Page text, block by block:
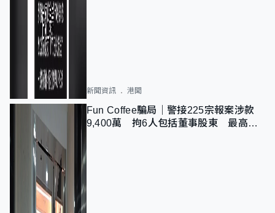
新聞資訊 港聞
Fun Coffee騙局｜警接225宗報案涉款
9,400萬 拘6人包括董事股東 最高金